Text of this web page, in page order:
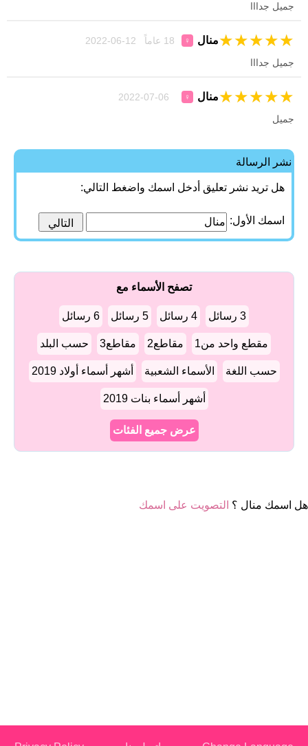
جميل جدااا
منال ♀ ★
★
★
★
★
جميل جدااا
منال ♀ ★
★
★
★
★
جميل
نشر الرسالة
هل تريد نشر تعليق أدخل اسمك واضغط التالي:
اسمك الأول:
تصفح الأسماء مع
3 رسائل 4 رسائل 5 رسائل 6 رسائل
مقطع واحد من1 مقاطع2 مقاطع3 حسب البلد
حسب اللغة الأسماء الشعبية أشهر أسماء أولاد 2019
أشهر أسماء بنات 2019
عرض جميع الفئات
هل اسمك منال ؟ التصويت على اسمك